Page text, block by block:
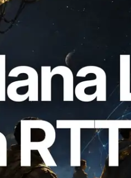
Leader Slot API
globalen
Information API